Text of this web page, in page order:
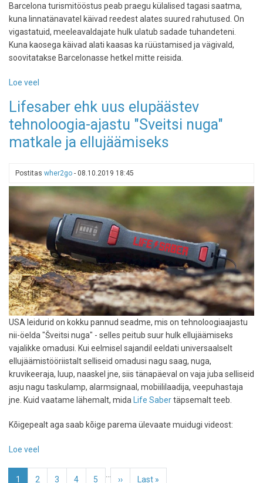
Barcelona turismitööstus peab praegu külalised tagasi saatma,
kuna linnatänavatel käivad reedest alates suured rahutused. On
vigastatuid, meeleavaldajate hulk ulatub sadade tuhandeteni.
Kuna kaosega käivad alati kaasas ka rüüstamised ja vägivald,
soovitatakse Barcelonasse hetkel mitte reisida.
Loe veel
ei
soovitata
praegu
Barcelonasse
Lifesaber ehk uus elupäästev
tehnoloogia-ajastu "Sveitsi nuga"
matkale ja ellujäämiseks
Postitas wher2go - 08.10.2019 18:45
USA leidurid on kokku pannud seadme, mis on tehnoloogiaajastu
nii-öelda "Šveitsi nuga" - selles peitub suur hulk ellujäämiseks
vajalikke omadusi. Kui eelmisel sajandil eeldati universaalselt
ellujäämistööriistalt selliseid omadusi nagu saag, nuga,
kruvikeeraja, luup, naaskel jne, siis tänapäeval on vaja juba selliseid
asju nagu taskulamp, alarmsignaal, mobiililaadija, veepuhastaja
jne. Kuid vaatame lähemalt, mida
Life Sabertäpsemalt teeb.
Kõigepealt aga saab kõige parema ülevaate muidugi videost:
Loe veel
Pagination
Eesolev
1 Page
2 Page
3 Page
4 Page
5
Järgmine
››
Viimane
Last »